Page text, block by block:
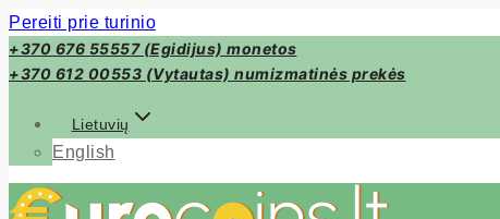
Pereiti prie turinio
+370 676 55557 (Egidijus) monetos
+370 612 00553 (Vytautas) numizmatinės prekės
Lietuvių
English